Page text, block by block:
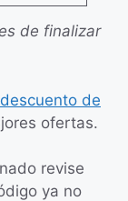
de finalizar
de
ofertas.
revise
ya no